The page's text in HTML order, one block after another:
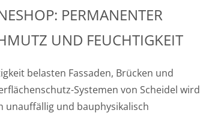
PERMANENTER
UND FEUCHTIGKEIT
belasten Fassaden, Brücken und
Systemen von Scheidel wird
unauffällig und bauphysikalisch